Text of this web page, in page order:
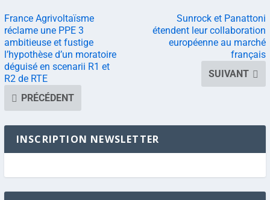
France Agrivoltaïsme
réclame une PPE 3
ambitieuse et fustige
l’hypothèse d’un moratoire
déguisé en scenarii R1 et
R2 de RTE
PRÉCÉDENT
Sunrock et Panattoni
étendent leur collaboration
européenne au marché
français
SUIVANT
INSCRIPTION NEWSLETTER